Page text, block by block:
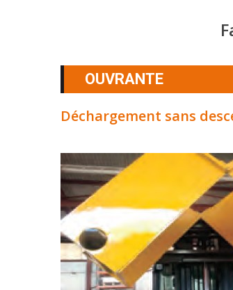
OUVRANTE
Déchargement sans